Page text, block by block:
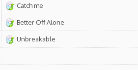
Catch me
Better Off Alone
Unbreakable